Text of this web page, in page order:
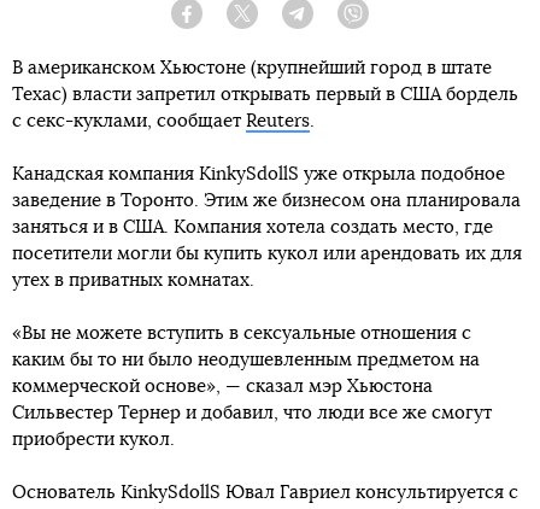
Facebook Twitter Telegram
В американском Хьюстоне (крупнейший город в штате
Техас) власти запретил открывать первый в США бордель
с секс-куклами, сообщает Reuters.
Канадская компания KinkySdollS уже открыла подобное
заведение в Торонто. Этим же бизнесом она планировала
заняться и в США. Компания хотела создать место, где
посетители могли бы купить кукол или арендовать их для
утех в приватных комнатах.
«Вы не можете вступить в сексуальные отношения с
каким бы то ни было неодушевленным предметом на
коммерческой основе», — сказал мэр Хьюстона
Сильвестер Тернер и добавил, что люди все же смогут
приобрести кукол.
Основатель KinkySdollS Ювал Гавриел консультируется с